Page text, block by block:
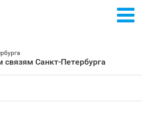
Санкт‑Петербурга